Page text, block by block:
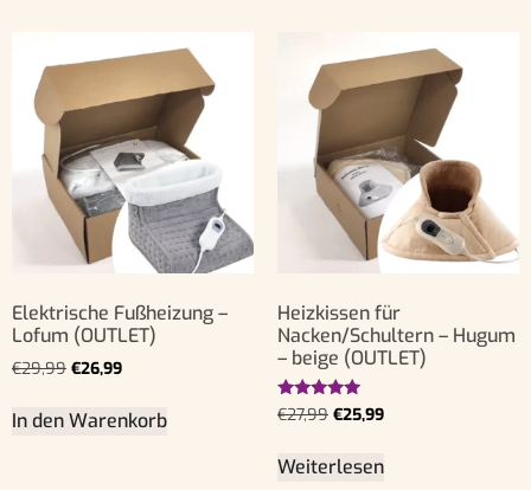
Elektrische Fußheizung –
Lofum (OUTLET)
€29,99 €26,99
In den Warenkorb
Heizkissen für
Nacken/Schultern – Hugum
– beige (OUTLET)
Bewertet
mit
von 5
€27,99 €25,99
Weiterlesen